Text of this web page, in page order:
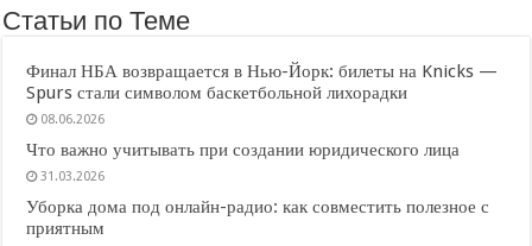
Статьи по Теме
Финал НБА возвращается в Нью-Йорк: билеты на Knicks —
Spurs стали символом баскетбольной лихорадки
08.06.2026
Что важно учитывать при создании юридического лица
31.03.2026
Уборка дома под онлайн-радио: как совместить полезное с
приятным